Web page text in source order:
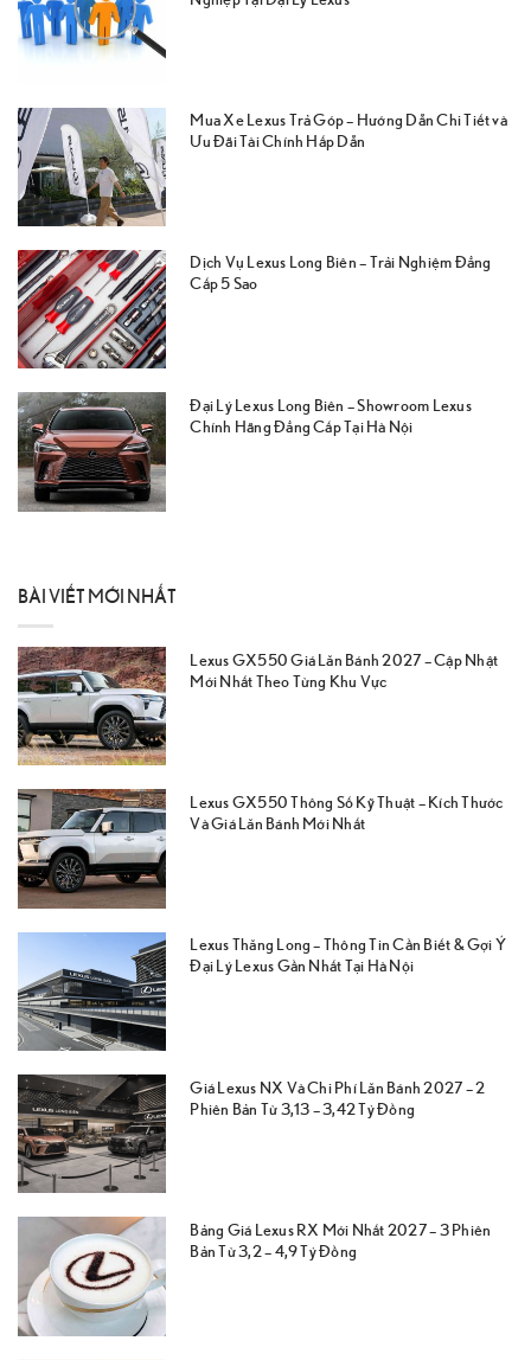
Mua Xe Lexus Trả Góp – Hướng Dẫn Chi Tiết và
Ưu Đãi Tài Chính Hấp Dẫn
Dịch Vụ Lexus Long Biên – Trải Nghiệm Đẳng
Cấp 5 Sao
Đại Lý Lexus Long Biên – Showroom Lexus
Chính Hãng Đẳng Cấp Tại Hà Nội
BÀI VIẾT MỚI NHẤT
Lexus GX550 Giá Lăn Bánh 2027 – Cập Nhật
Mới Nhất Theo Từng Khu Vực
Lexus GX550 Thông Số Kỹ Thuật – Kích Thước
Và Giá Lăn Bánh Mới Nhất
Lexus Thăng Long – Thông Tin Cần Biết & Gợi Ý
Đại Lý Lexus Gần Nhất Tại Hà Nội
Giá Lexus NX Và Chi Phí Lăn Bánh 2027 – 2
Phiên Bản Từ 3,13 – 3,42 Tỷ Đồng
Bảng Giá Lexus RX Mới Nhất 2027 – 3 Phiên
Bản Từ 3,2 – 4,9 Tỷ Đồng